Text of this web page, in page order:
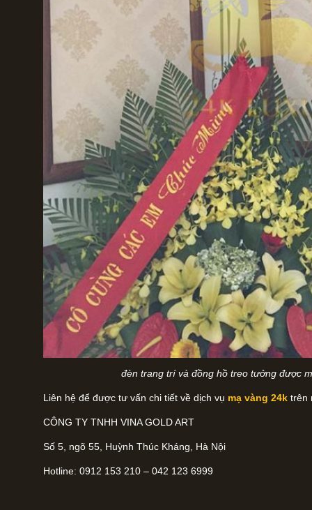
đèn trang trí và đồng hồ treo tưởng được
Liên hệ để được tư vấn chi tiết về dịch vụ mạ vàng 24k trên
CÔNG TY TNHH VINA GOLD ART
Số 5, ngõ 55, Huỳnh Thúc Kháng, Hà Nội
Hotline: 0912 153 210 – 042 123 6999